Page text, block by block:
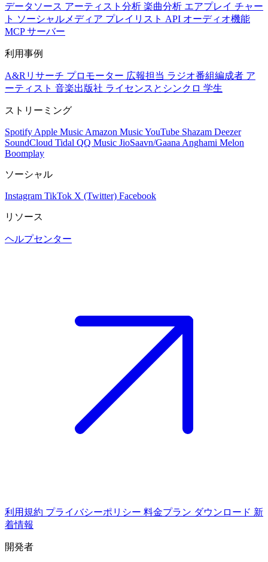
データソース アーティスト分析 楽曲分析 エアプレイ チャー
ト ソーシャルメディア プレイリスト API オーディオ機能
MCP サーバー
利用事例
A&Rリサーチ プロモーター 広報担当 ラジオ番組編成者 ア
ーティスト 音楽出版社 ライセンスとシンクロ 学生
ストリーミング
Spotify Apple Music Amazon MusicYouTube Shazam Deezer
SoundCloud Tidal QQ Music JioSaavn/Gaana Anghami Melon
Boomplay
ソーシャル
Instagram TikTok X (Twitter) Facebook
リソース
ヘルプセンター
利用規約 プライバシーポリシー 料金プラン ダウンロード 新
着情報
開発者